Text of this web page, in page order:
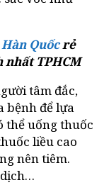
Quốcrẻ
TPHCM
tâm đắc,
bệnh để lựa
thể uống thuốc
liều cao
nên tiêm.